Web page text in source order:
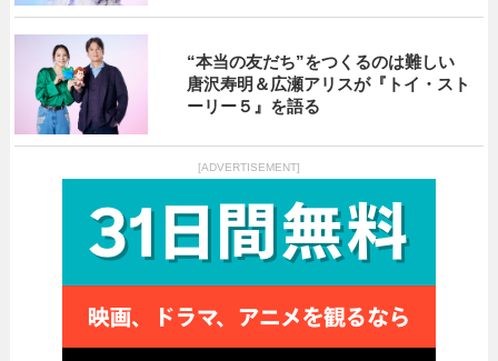
“本当の友だち”をつくるのは難しい
唐沢寿明＆広瀬アリスが『トイ・スト
ーリー５』を語る
[ADVERTISEMENT]